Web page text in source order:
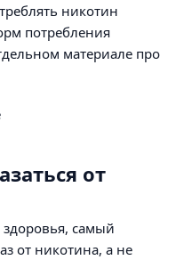
никотин
потребления
материале про
от
самый
от никотина, а не